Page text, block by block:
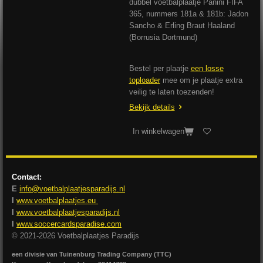
dubbel voetbalplaatje Panini FIFA
365, nummers 181a & 181b: Jadon
Sancho & Erling Braut Haaland
(Borrusia Dortmund)
Bestel per plaatje een losse
toploadermee om je plaatje extra
veilig te laten toezenden!
Bekijk details
In winkelwagen
Contact:
E info@voetbalplaatjesparadijs.nl
www.voetbalplaatjes.eu
www.voetbalplaatjesparadijs.nl
www.soccercardsparadise.com
© 2021-2026 Voetbalplaatjes Paradijs
een divisie van Tuinenburg Trading Company (TTC)